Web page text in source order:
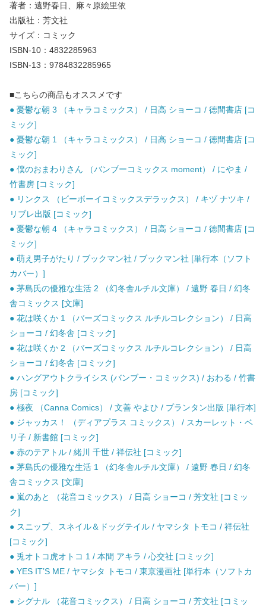
著者：遠野春日、麻々原絵里依
出版社：芳文社
サイズ：コミック
ISBN-10：4832285963
ISBN-13：9784832285965
■こちらの商品もオススメです
● 憂鬱な朝 3 （キャラコミックス） / 日高 ショーコ / 徳間書店 [コ
ミック]
● 憂鬱な朝 1 （キャラコミックス） / 日高 ショーコ / 徳間書店 [コ
ミック]
● 僕のおまわりさん （バンブーコミックス moment） / にやま /
竹書房 [コミック]
● リンクス （ビーボーイコミックスデラックス） / キヅ ナツキ /
リブレ出版 [コミック]
● 憂鬱な朝 4 （キャラコミックス） / 日高 ショーコ / 徳間書店 [コ
ミック]
● 萌え男子がたり / ブックマン社 / ブックマン社 [単行本（ソフト
カバー）]
● 茅島氏の優雅な生活 2 （幻冬舎ルチル文庫） / 遠野 春日 / 幻冬
舎コミックス [文庫]
● 花は咲くか 1 （バーズコミックス ルチルコレクション） / 日高
ショーコ / 幻冬舎 [コミック]
● 花は咲くか 2 （バーズコミックス ルチルコレクション） / 日高
ショーコ / 幻冬舎 [コミック]
● ハングアウトクライシス (バンブー・コミックス) / おわる / 竹書
房 [コミック]
● 極夜 （Canna Comics） / 文善 やよひ / プランタン出版 [単行本]
● ジャッカス！ （ディアプラス コミックス） / スカーレット・ベ
リ子 / 新書館 [コミック]
● 赤のテアトル / 緒川 千世 / 祥伝社 [コミック]
● 茅島氏の優雅な生活 1 （幻冬舎ルチル文庫） / 遠野 春日 / 幻冬
舎コミックス [文庫]
● 嵐のあと （花音コミックス） / 日高 ショーコ / 芳文社 [コミッ
ク]
● スニップ、スネイル＆ドッグテイル / ヤマシタ トモコ / 祥伝社
[コミック]
● 兎オトコ虎オトコ 1 / 本間 アキラ / 心交社 [コミック]
● YES IT’S ME / ヤマシタ トモコ / 東京漫画社 [単行本（ソフトカ
バー）]
● シグナル （花音コミックス） / 日高 ショーコ / 芳文社 [コミッ